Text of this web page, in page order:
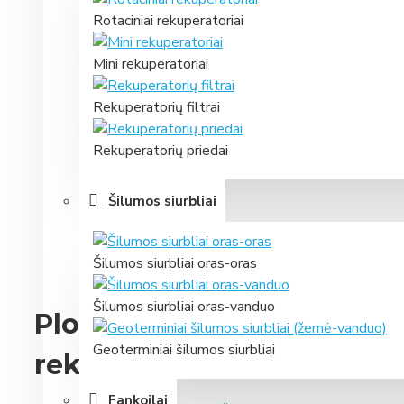
Rotaciniai rekuperatoriai
Mini rekuperatoriai
Rekuperatorių filtrai
Rekuperatorių priedai
Šilumos siurbliai
Šilumos siurbliai oras-oras
Šilumos siurbliai oras-vanduo
Geoterminiai šilumos siurbliai
Fankoilai
Plokštelinis Samsung ERV
rekuperatorius su valdikliu